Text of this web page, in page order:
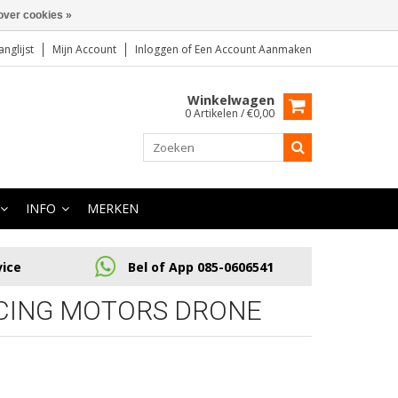
Mijn Account Inloggen of Een Account Aanmaken
Winkelwagen
0 Artikelen / €0,00
INFO MERKEN
Bel of App 085-0606541
MOTORS DRONE
cookies »